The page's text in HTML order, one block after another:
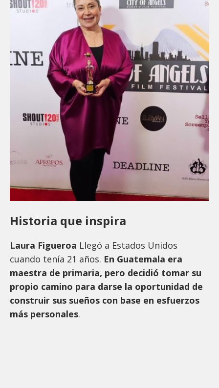
Historia que inspira
Laura Figueroa Llegó a Estados Unidos
cuando tenía 21 años. En Guatemala era
maestra de primaria, pero decidió tomar su
propio camino para darse la oportunidad de
construir sus sueños con base en esfuerzos
más personales.